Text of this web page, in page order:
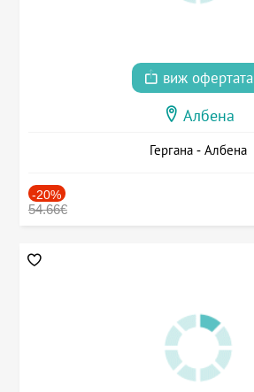
виж офертата
Албена
Гергана - Албена
-20%
54.66€